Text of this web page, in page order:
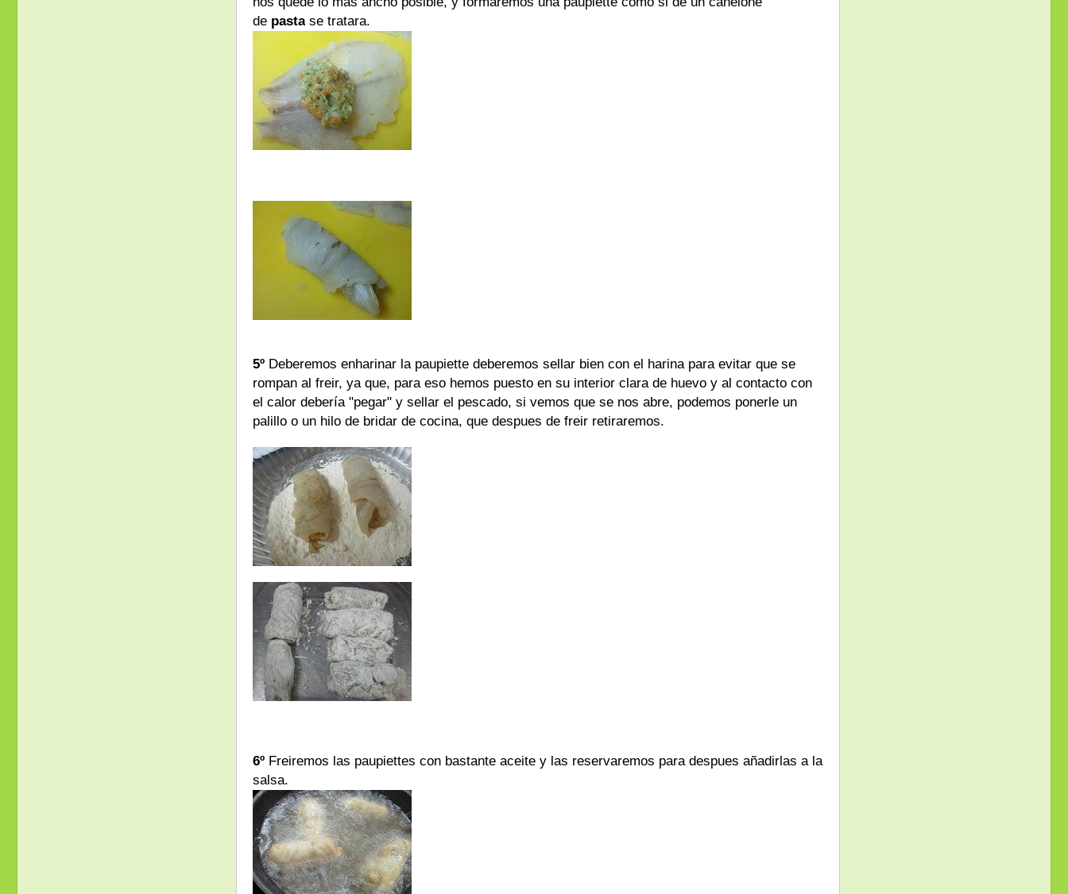
de pasta se tratara.
5º Deberemos enharinar la paupiette deberemos sellar bien con el harina para evitar que se
rompan al freir, ya que, para eso hemos puesto en su interior clara de huevo y al contacto con
el calor debería "pegar" y sellar el pescado, si vemos que se nos abre, podemos ponerle un
palillo o un hilo de bridar de cocina, que despues de freir retiraremos.
6º Freiremos las paupiettes con bastante aceite y las reservaremos para despues añadirlas a la
salsa.